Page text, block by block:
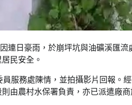
連日豪雨，於崩坪坑與油礦溪匯
民安全。
服務處陳情，並拍攝影片回報。
由農村水保署負責，亦已派遣廠商